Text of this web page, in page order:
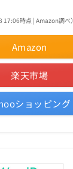
17:06時点 | Amazon調べ）
Amazon
楽天市場
ショッピング